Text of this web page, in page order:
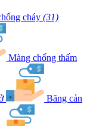
cháy (31)
Màng chống thấm
Băng cản